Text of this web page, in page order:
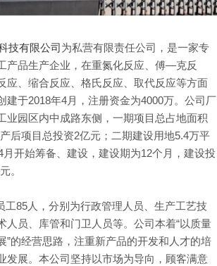
技有限公司为私营有限责任公司，是一家专
产品生产企业，在重氮化反应、傅—克反
应、缩合反应、格氏反应、取代反应等方面
建于2018年4月，注册资金为4000万。公司厂
业园区内中成路东侧，一期项目总占地面积
后项目总投资2亿元；二期建设用地5.4万平
开始筹备、建设，建设期为12个月，建设投
。
85人，分别为行政管理人员、生产工艺技
人员、库管和门卫人员等。公司本着“以质量
”的经营思路，注重新产品的开发和人才的培
发展。本公司坚持以市场为导向，顾客满意